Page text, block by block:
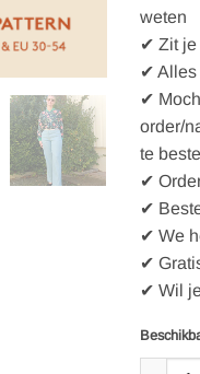
weten
✔ Zit je
✔ Alles
✔
order/
te
✔
✔
✔ We
✔
✔ Wil